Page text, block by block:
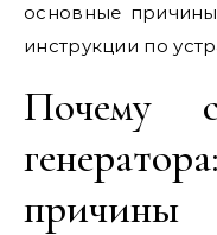
основные
инструкции по
Почему
причины